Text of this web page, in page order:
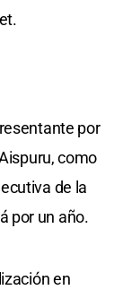
por
como
de la
por un año.
en